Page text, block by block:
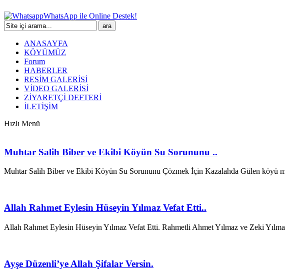
WhatsApp ile Online Destek!
ANASAYFA
KÖYÜMÜZ
Forum
HABERLER
RESİM GALERİSİ
VİDEO GALERİSİ
ZİYARETÇİ DEFTERİ
İLETİŞİM
Hızlı Menü
Muhtar Salih Biber ve Ekibi Köyün Su Sorununu ..
Muhtar Salih Biber ve Ekibi Köyün Su Sorununu Çözmek İçin Kazalahda Gülen köyü
Allah Rahmet Eylesin Hüseyin Yılmaz Vefat Etti..
Allah Rahmet Eylesin Hüseyin Yılmaz Vefat Etti. Rahmetli Ahmet Yılmaz ve Zeki
Ayşe Düzenli’ye Allah Şifalar Versin.